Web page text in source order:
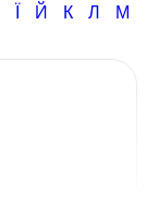
Ї Й К Л М